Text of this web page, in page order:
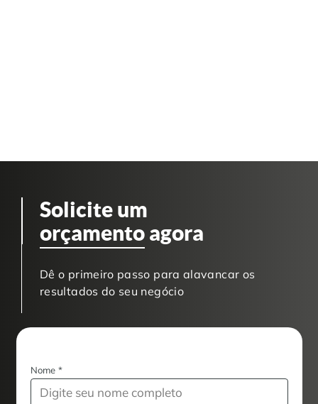
Solicite um
orçamento agora
Dê o primeiro passo para alavancar os
resultados do seu negócio
Nome *